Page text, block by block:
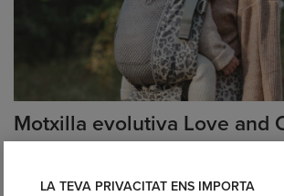
Motxilla evolutiva Love and
LA TEVA PRIVACITAT ENS IMPORTA